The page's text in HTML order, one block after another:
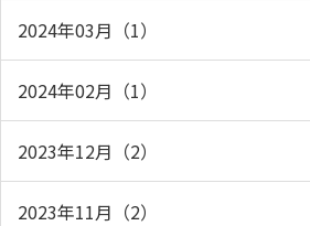
2024年03月（1）
2024年02月（1）
2023年12月（2）
2023年11月（2）